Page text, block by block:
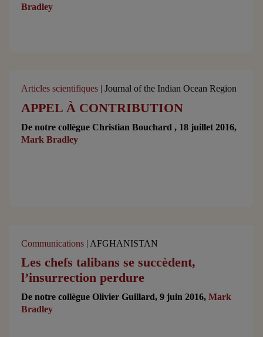
Bradley
Articles scientifiques | Journal of the Indian Ocean Region
APPEL À CONTRIBUTION
De notre collègue Christian Bouchard , 18 juillet 2016,
Mark Bradley
Communications | AFGHANISTAN
Les chefs talibans se succèdent,
l’insurrection perdure
De notre collègue Olivier Guillard, 9 juin 2016,Mark
Bradley